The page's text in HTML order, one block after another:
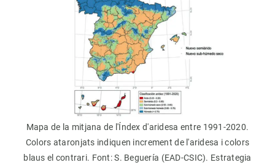
Mapa de la mitjana de l'Índex d'aridesa entre 1991-2020.
Colors ataronjats indiquen increment de l'aridesa i colors
blaus el contrari. Font: S. Beguería (EAD-CSIC). Estrategia